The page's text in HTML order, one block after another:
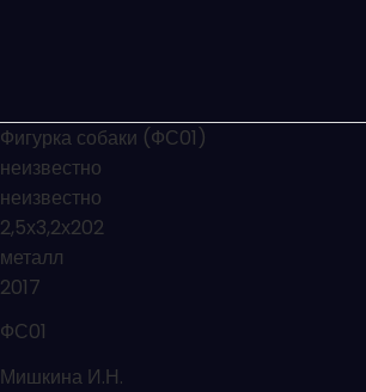
Фигурка собаки (ФС01)
неизвестно
неизвестно
2,5х3,2х202
металл
2017
ФС01
Мишкина И.Н.